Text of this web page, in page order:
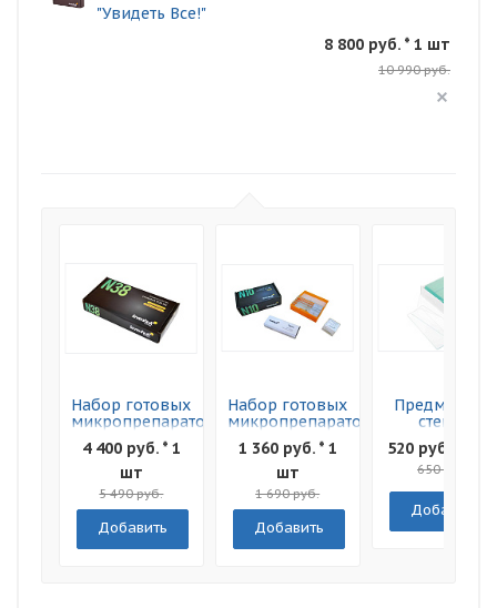
"Увидеть Все!"
8 800 руб. * 1 шт
10 990 руб.
Набор готовых
микропрепаратов
Levenhuk N38
NG
4 400 руб. * 1
шт
5 490 руб.
Добавить
Набор готовых
микропрепаратов
Levenhuk N10
NG
1 360 руб. * 1
шт
1 690 руб.
Добавить
Предметные
стекла
Levenhuk
50шт
520 руб. * 1
650 руб.
Добавить